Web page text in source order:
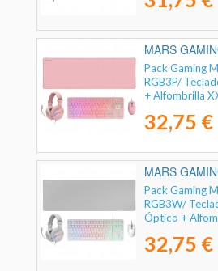
MARS
Pack Gaming
RGB3P/
+ Alfombrilla
32,75 €
MARS
Pack Gaming
RGB3W/
Óptico +
32,75 €